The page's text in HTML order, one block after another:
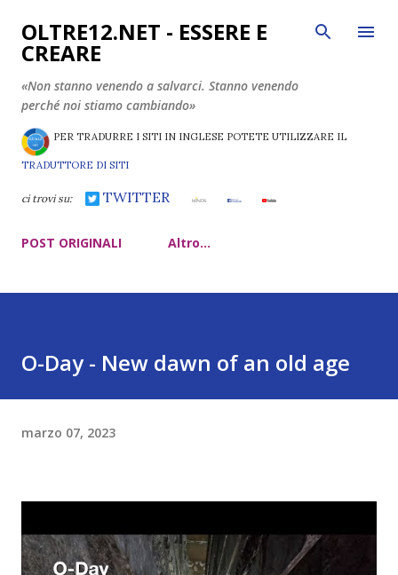
Passa ai contenuti principali
OLTRE12.NET - ESSERE E
CREARE
«Non stanno venendo a salvarci. Stanno venendo
perché noi stiamo cambiando»
PER TRADURRE I SITI IN INGLESE POTETE UTILIZZARE IL
TRADUTTORE DI SITI
ci trovi su: TWITTER
POST ORIGINALI Altro…
O-Day - New dawn of an old age
marzo 07, 2023